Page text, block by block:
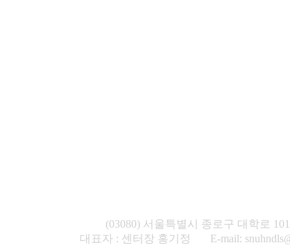
(03080) 서울특별시 종로구 대학로
대표자 : 센터장 홍기정 E-mail: